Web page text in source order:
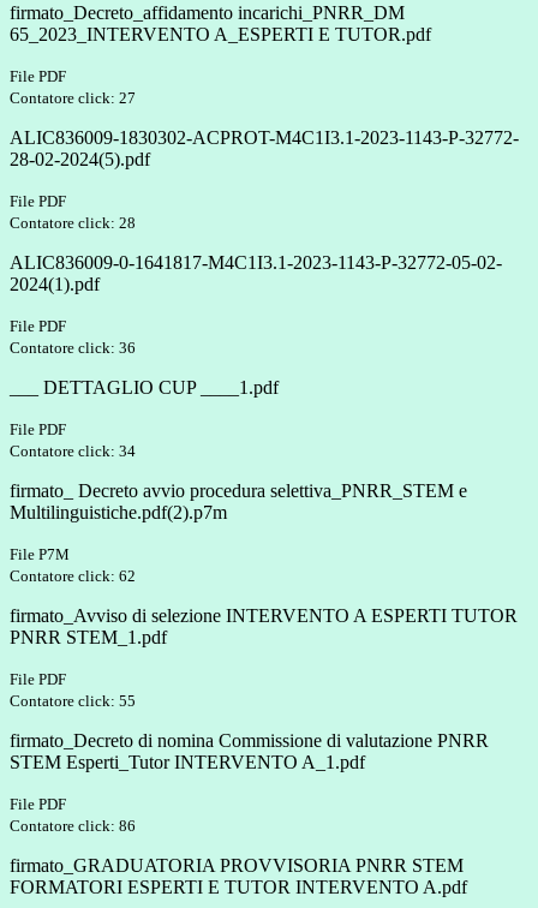
firmato_Decreto_affidamento incarichi_PNRR_DM
65_2023_INTERVENTO A_ESPERTI E TUTOR.pdf
File PDF
Contatore click: 27
ALIC836009-1830302-ACPROT-M4C1I3.1-2023-1143-P-32772-
28-02-2024(5).pdf
File PDF
Contatore click: 28
ALIC836009-0-1641817-M4C1I3.1-2023-1143-P-32772-05-02-
2024(1).pdf
File PDF
Contatore click: 36
___ DETTAGLIO CUP ____1.pdf
File PDF
Contatore click: 34
firmato_ Decreto avvio procedura selettiva_PNRR_STEM e
Multilinguistiche.pdf(2).p7m
File P7M
Contatore click: 62
firmato_Avviso di selezione INTERVENTO A ESPERTI TUTOR
PNRR STEM_1.pdf
File PDF
Contatore click: 55
firmato_Decreto di nomina Commissione di valutazione PNRR
STEM Esperti_Tutor INTERVENTO A_1.pdf
File PDF
Contatore click: 86
firmato_GRADUATORIA PROVVISORIA PNRR STEM
FORMATORI ESPERTI E TUTOR INTERVENTO A.pdf